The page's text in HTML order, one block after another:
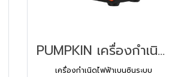
PUMPKIN เครื่องกำเนิดไฟฟ้าเบนซินระบบ INVERTER รุ่น Silent type 2200W PTT-G2522iS (44384)
เครื่องกำเนิดไฟฟ้าเบนซินระบบ